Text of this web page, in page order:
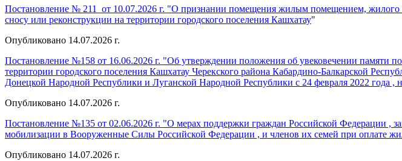
Постановление № 211 от 10.07.2026 г. "О признании помещения жилым помещением,
сносу или реконструкции на территории городского поселения Кашхатау"
Опубликовано 14.07.2026 г.
Постановление №158 от 16.06.2026 г. "Об утверждении положения об увековечении памяти
территории городского поселения Кашхатау Черекского района Кабардино-Балкарской
Донецкой Народной Республики и Луганской Народной Республики с 24 февраля 2022 года ,
Опубликовано 14.07.2026 г.
Постановление №135 от 02.06.2026 г. "О мерах поддержки граждан Российской Федерации
мобилизации в Вооруженные Силы Российской Федерации , и членов их семей при оплате
Опубликовано 14.07.2026 г.